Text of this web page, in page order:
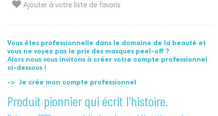
Ajouter à votre liste de favoris
Vous êtes professionnelle dans le domaine de la beauté et
vous ne voyez pas le prix des masques peel-off ?
Alors nous vous invitons à créer votre compte professionnel
ci-dessous !
-> Je crée mon compte professionnel
Produit pionnier qui écrit l'histoire.